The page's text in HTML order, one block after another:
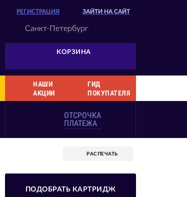
КОРЗИНА
РЕГИСТРАЦИЯ ЗАЙТИ НА САЙТ
Санкт-Петербург
НАШИ
АКЦИИ
ГИД
ПОКУПАТЕЛЯ
ОТСРОЧКА
ПЛАТЕЖА
РАСПЕЧАТЬ
ПОДОБРАТЬ КАРТРИДЖ